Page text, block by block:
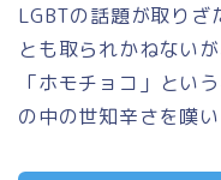
LGBTの話題が取りざ
とも取られかねない
「ホモチョコ」とい
の中の世知辛さを嘆